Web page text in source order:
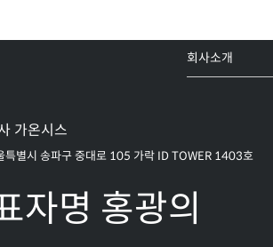
회사소개
가온시스
특별시 송파구 중대로 105 가락 ID TOWER 1403호
자명 홍광의